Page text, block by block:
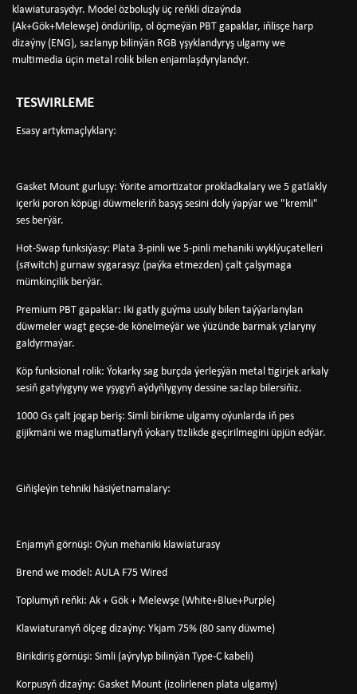
klawiaturasydyr. Model özboluşly üç reňkli dizaýnda
(Ak+Gök+Melewşe) öndürilip, ol öçmeýän PBT gapaklar, iňlisçe harp
dizaýny (ENG), sazlanyp bilinýän RGB yşyklandyryş ulgamy we
multimedia üçin metal rolik bilen enjamlaşdyrylandyr.
TESWIRLEME
Esasy artykmaçlyklary:
Gasket Mount gurluşy: Ýörite amortizator prokladkalary we 5 gatlakly
içerki poron köpügi düwmeleriň basyş sesini doly ýapýar we "kremli"
ses berýär.
Hot-Swap funksiýasy: Plata 3-pinli we 5-pinli mehaniki wyklýuçatelleri
(sสwitch) gurnaw sygarasyz (paýka etmezden) çalt çalşymaga
mümkinçilik berýär.
Premium PBT gapaklar: Iki gatly guýma usuly bilen taýýarlanylan
düwmeler wagt geçse-de könelmeýär we ýüzünde barmak yzlaryny
galdyrmaýar.
Köp funksional rolik: Ýokarky sag burçda ýerleşýän metal tigirjek arkaly
sesiň gatylygyny we yşygyň aýdyňlygyny dessine sazlap bilersiňiz.
1000 Gs çalt jogap beriş: Simli birikme ulgamy oýunlarda iň pes
gijikmäni we maglumatlaryň ýokary tizlikde geçirilmegini üpjün edýär.
Giňişleýin tehniki häsiýetnamalary:
Enjamyň görnüşi: Oýun mehaniki klawiaturasy
Brend we model: AULA F75 Wired
Toplumyň reňki: Ak + Gök + Melewşe (White+Blue+Purple)
Klawiaturanyň ölçeg dizaýny: Ykjam 75% (80 sany düwme)
Birikdiriş görnüşi: Simli (aýrylyp bilinýän Type-C kabeli)
Korpusyň dizaýny: Gasket Mount (izolirlenen plata ulgamy)